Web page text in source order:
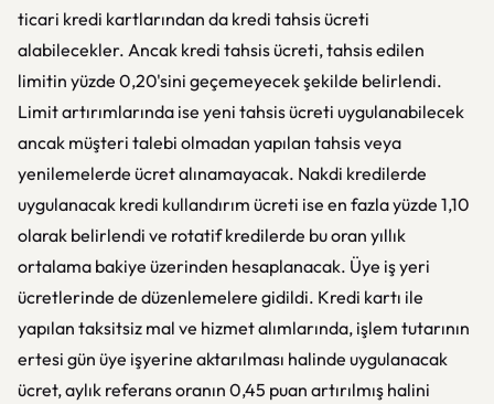
ticari kredi kartlarından da kredi tahsis ücreti
alabilecekler. Ancak kredi tahsis ücreti, tahsis edilen
limitin yüzde 0,20'sini geçemeyecek şekilde belirlendi.
Limit artırımlarında ise yeni tahsis ücreti uygulanabilecek
ancak müşteri talebi olmadan yapılan tahsis veya
yenilemelerde ücret alınamayacak. Nakdi kredilerde
uygulanacak kredi kullandırım ücreti ise en fazla yüzde 1,10
olarak belirlendi ve rotatif kredilerde bu oran yıllık
ortalama bakiye üzerinden hesaplanacak. Üye iş yeri
ücretlerinde de düzenlemelere gidildi. Kredi kartı ile
yapılan taksitsiz mal ve hizmet alımlarında, işlem tutarının
ertesi gün üye işyerine aktarılması halinde uygulanacak
ücret, aylık referans oranın 0,45 puan artırılmış halini